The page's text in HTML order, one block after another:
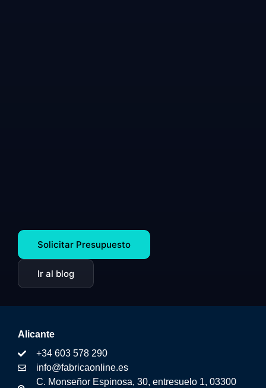
Solicitar Presupuesto
Ir al blog
Alicante
+34 603 578 290
info@fabricaonline.es
C. Monseñor Espinosa, 30, entresuelo 1, 03300